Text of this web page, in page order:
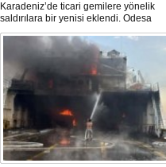
Karadeniz’de ticari gemilere yönelik
saldırılara bir yenisi eklendi. Odesa
açıklarında birden fazla İHA’nın hedef
aldığı Alman işletmesindeki Emil
gemisinde yangın çıktı; teknik sistemler
durunca mürettebat tahliye edildi.